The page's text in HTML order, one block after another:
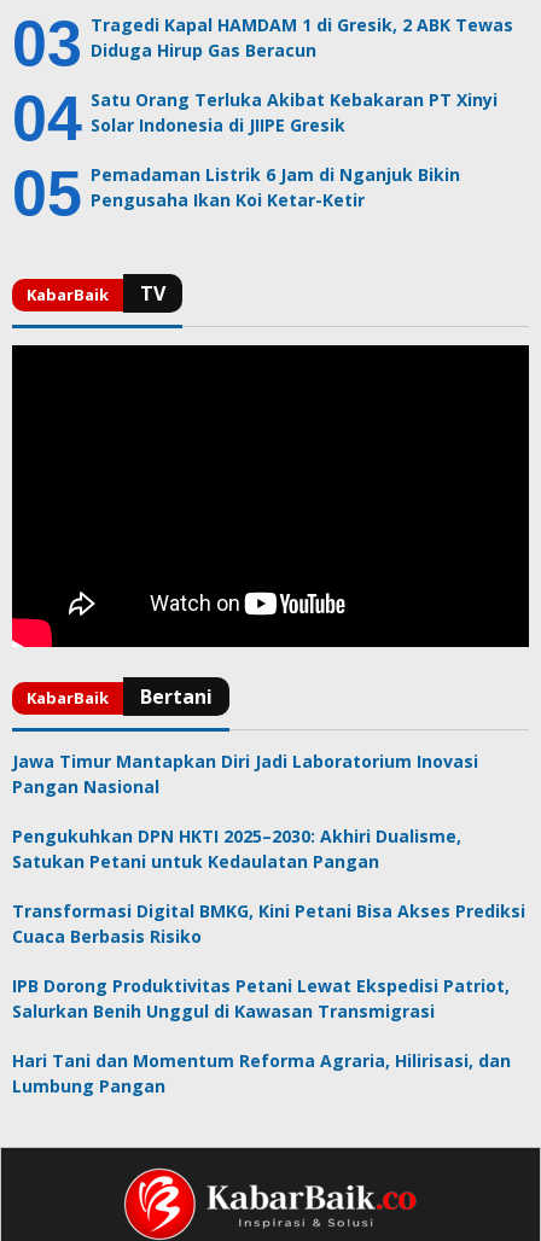
Tragedi Kapal HAMDAM 1 di Gresik, 2 ABK Tewas
Diduga Hirup Gas Beracun
Satu Orang Terluka Akibat Kebakaran PT Xinyi
Solar Indonesia di JIIPE Gresik
Pemadaman Listrik 6 Jam di Nganjuk Bikin
Pengusaha Ikan Koi Ketar-Ketir
Jawa Timur Mantapkan Diri Jadi Laboratorium Inovasi
Pangan Nasional
Pengukuhkan DPN HKTI 2025–2030: Akhiri Dualisme,
Satukan Petani untuk Kedaulatan Pangan
Transformasi Digital BMKG, Kini Petani Bisa Akses Prediksi
Cuaca Berbasis Risiko
IPB Dorong Produktivitas Petani Lewat Ekspedisi Patriot,
Salurkan Benih Unggul di Kawasan Transmigrasi
Hari Tani dan Momentum Reforma Agraria, Hilirisasi, dan
Lumbung Pangan